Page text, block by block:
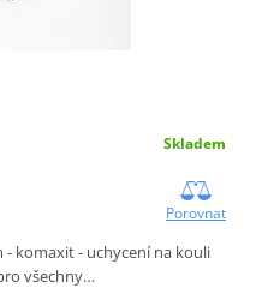
Skladem
Porovnat
- komaxit - uchycení na kouli
všechny…